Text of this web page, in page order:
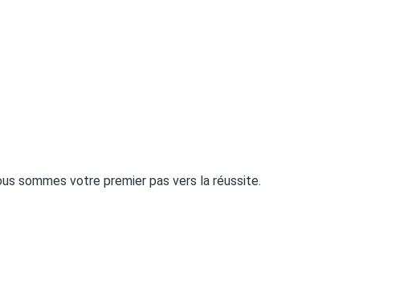
sommes votre premier pas vers la réussite.